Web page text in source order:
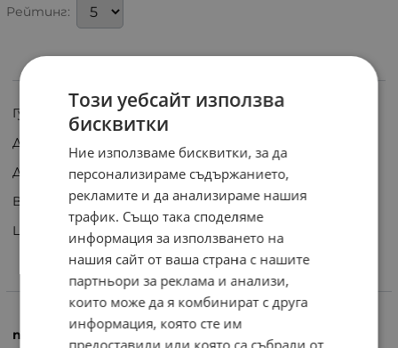
Рейтинг:
Гумен маншон за монтаж на кабел.
Диаметър: Ф 5 mm
Дължина: 19.4 mm
Външен диаметър: 9.7 mm
Цвят: черен
ХАРАКТЕРИСТИКИ
продукт
Този уебсайт използва
бисквитки
Ние използваме бисквитки, за да
персонализираме съдържанието,
рекламите и да анализираме нашия
трафик. Също така споделяме
информация за използването на
нашия сайт от ваша страна с нашите
партньори за реклама и анализи,
които може да я комбинират с друга
информация, която сте им
предоставили или която са събрали от